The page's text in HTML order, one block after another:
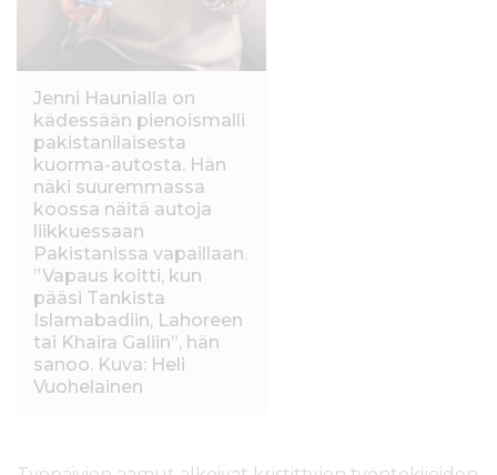
Jenni Haunialla on
kädessään pienoismalli
pakistanilaisesta
kuorma-autosta. Hän
näki suuremmassa
koossa näitä autoja
liikkuessaan
Pakistanissa vapaillaan.
”Vapaus koitti, kun
pääsi Tankista
Islamabadiin, Lahoreen
tai Khaira Galiin”, hän
sanoo. Kuva: Heli
Vuohelainen